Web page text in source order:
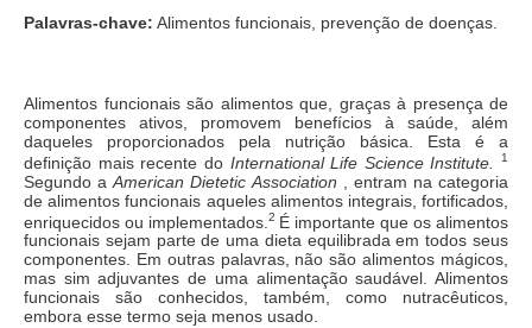
Palavras-chave: Alimentos funcionais, prevenção de doenças.
Alimentos funcionais são alimentos que, graças à presença de
componentes ativos, promovem benefícios à saúde, além
daqueles proporcionados pela nutrição básica. Esta é a
definição mais recente do International Life Science Institute. 1
Segundo aAmerican Dietetic Association , entram na categoria
de alimentos funcionais aqueles alimentos integrais, fortificados,
enriquecidos ou implementados. 2 É importante que os alimentos
funcionais sejam parte de uma dieta equilibrada em todos seus
componentes. Em outras palavras, não são alimentos mágicos,
mas sim adjuvantes de uma alimentação saudável. Alimentos
funcionais são conhecidos, também, como nutracêuticos,
embora esse termo seja menos usado.